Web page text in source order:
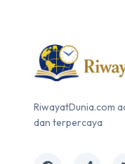
RiwayatDunia.com
dan terpercaya